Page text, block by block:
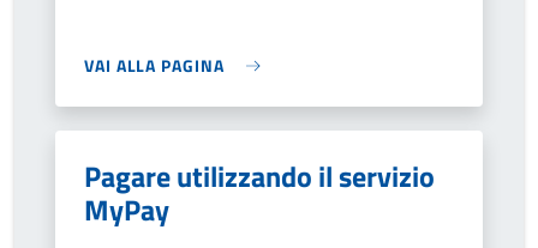
VAI ALLA PAGINA
Pagare utilizzando il servizio
MyPay